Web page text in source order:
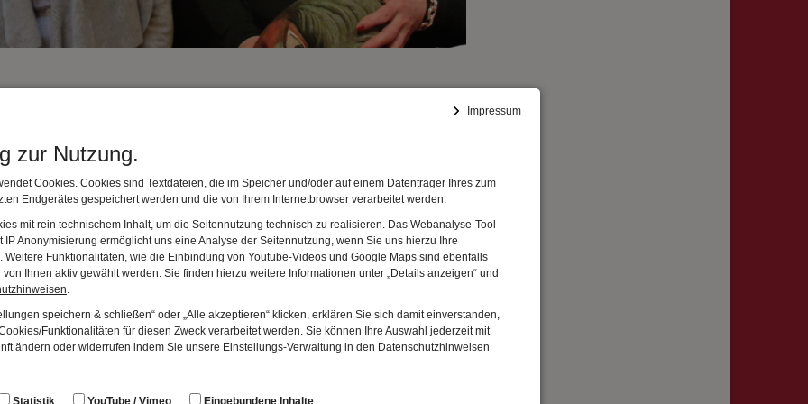
Impressum
zur Nutzung.
Cookies. Cookies sind Textdateien, die im Speicher und/oder auf einem Datenträger Ihres zum
Endgerätes gespeichert werden und die von Ihrem Internetbrowser verarbeitet werden.
mit rein technischem Inhalt, um die Seitennutzung technisch zu realisieren. Das Webanalyse-Tool
IP Anonymisierung ermöglicht uns eine Analyse der Seitennutzung, wenn Sie uns hierzu Ihre
Weitere Funktionalitäten, wie die Einbindung von Youtube-Videos und Google Maps sind ebenfalls
Ihnen aktiv gewählt werden. Sie finden hierzu weitere Informationen unter „Details anzeigen“ und
speichern & schließen“ oder „Alle akzeptieren“ klicken, erklären Sie sich damit einverstanden,
Funktionalitäten für diesen Zweck verarbeitet werden. Sie können Ihre Auswahl jederzeit mit
ändern oder widerrufen indem Sie unsere Einstellungs-Verwaltung in den Datenschutzhinweisen
Statistik YouTube / Vimeo Eingebundene Inhalte
Unsterblichen
am Freitag, 5. Mai 2023 um 19.00 Uh
das Deutsche Fastnachtmuseum im Saal der Akademie
des großen französischen Dichters und Komödianten Jean Baptiste
seine Theaterstücke dem Allzumenschlichen auf den Grund
von Ludwig XIV., schuf Moliere Komödien, die
Musik- und Ballettkomödien gilt er als Begründer des heutigen
des Sonnenkönigs erwies sich nicht nur als Meister der Sprache,
über dreißig Werken sind besonders „Der Geizige“, „Der
„Die Schule der Frauen“ im Bewusstsein der Nachwelt geblieben.